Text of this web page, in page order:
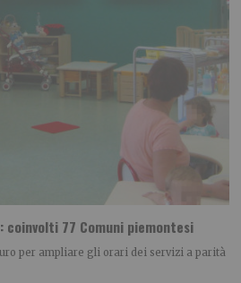
coinvolti 77 Comuni piemontesi
per ampliare gli orari dei servizi a parità